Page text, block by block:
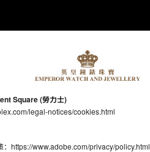
Square (勞力士)
legal-notices/cookies.html
https://www.adobe.com/privacy/policy.html